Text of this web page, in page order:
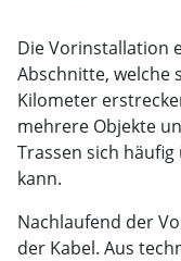
Die Vorinstallation
Abschnitte, welche
Kilometer
mehrere Objekte
Trassen sich
kann.
Nachlaufend der
der Kabel. Aus